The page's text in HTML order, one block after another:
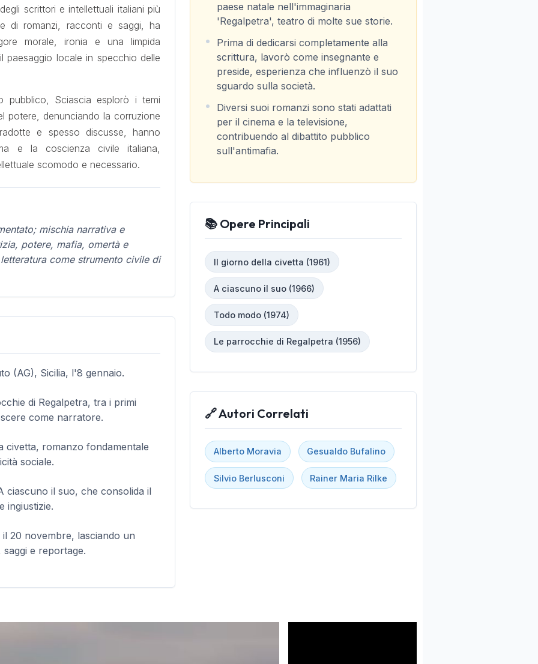
scrittori e intellettuali italiani più
di romanzi, racconti e saggi, ha
morale, ironia e una limpida
paesaggio locale in specchio delle
pubblico, Sciascia esplorò i temi
potere, denunciando la corruzione
e spesso discusse, hanno
e la coscienza civile italiana,
scomodo e necessario.
mischia narrativa e
potere, mafia, omertà e
come strumento civile di
(AG), Sicilia, l'8 gennaio.
di Regalpetra, tra i primi
come narratore.
civetta, romanzo fondamentale
sociale.
ciascuno il suo, che consolida il
ingiustizie.
20 novembre, lasciando un
e reportage.
paese natale nell'immaginaria
'Regalpetra', teatro di molte sue storie.
Prima di dedicarsi completamente alla
scrittura, lavorò come insegnante e
preside, esperienza che influenzò il suo
sguardo sulla società.
Diversi suoi romanzi sono stati adattati
per il cinema e la televisione,
contribuendo al dibattito pubblico
sull'antimafia.
📚 Opere Principali
Il giorno della civetta (1961)
A ciascuno il suo (1966)
Todo modo (1974)
Le parrocchie di Regalpetra (1956)
🔗 Autori Correlati
Alberto Moravia Gesualdo Bufalino
Silvio Berlusconi Rainer Maria Rilke